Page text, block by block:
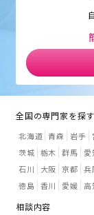
全国の専門家を探す
北海道 青森 岩手
茨城 栃木 群馬 愛
石川
大阪 京都 兵
徳島 香川 愛媛 高
相談内容